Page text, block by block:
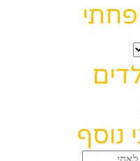
נוסף